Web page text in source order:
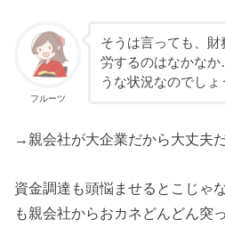
フルーツ
そうは言っても、
労するのはなかな
うな状況なのでしょ
→親会社が大企業だから大丈夫だ
資金調達も頭悩ませるとこじゃ
も親会社からおカネどんどん突